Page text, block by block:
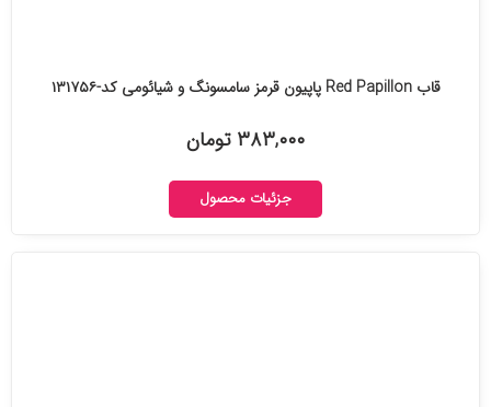
قاب Red Papillon پاپیون قرمز سامسونگ و شیائومی کد-۱۳۱۷۵۶
۳۸۳,۰۰۰ تومان
جزئیات محصول